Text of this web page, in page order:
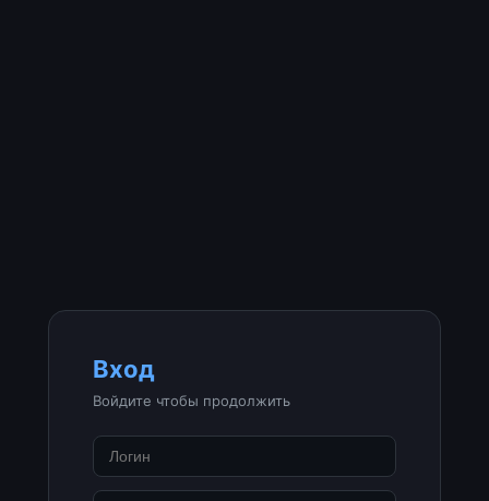
Вход
Войдите чтобы продолжить